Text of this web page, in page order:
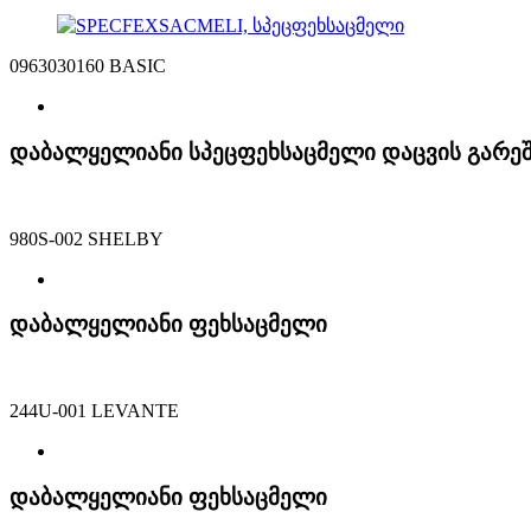
0963030160 BASIC
დაბალყელიანი სპეცფეხსაცმელი დაცვის
980S-002 SHELBY
დაბალყელიანი ფეხსაცმელი
244U-001 LEVANTE
დაბალყელიანი ფეხსაცმელი